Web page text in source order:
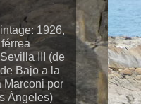
1926,
III (de
Bajo a la
Marconi por
Ángeles)